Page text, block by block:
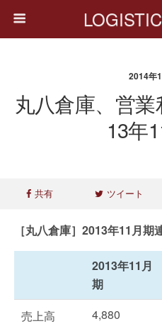
2014年
丸八倉庫、営業
13年
共有 ツイート
［丸八倉庫］2013年11月期
2013年11月
期
売上高 4,880